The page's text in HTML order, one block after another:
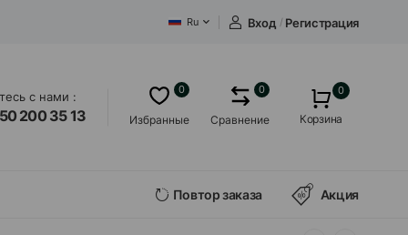
Ru Вход / Регистрация
с нами :
200 35 13 Избранные
0
Сравнение
0 0
Корзина
Повтор заказа Акция